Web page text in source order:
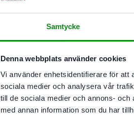
Samtycke
Denna webbplats använder cookies
Vi använder enhetsidentifierare för att
sociala medier och analysera vår
till de sociala medier och annons-
med annan information som du har